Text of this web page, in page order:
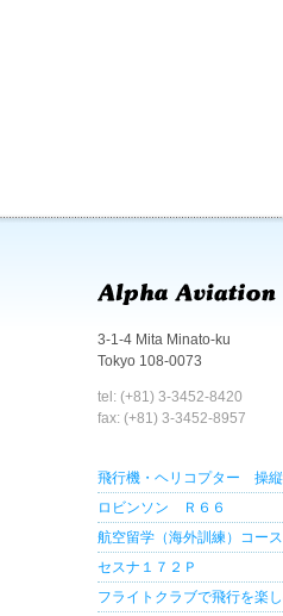
3-1-4 Mita Minato-ku
Tokyo 108-0073
tel: (+81) 3-3452-8420
fax: (+81) 3-3452-8957
飛行機・ヘリコプター 操
ロビンソン Ｒ６６
航空留学（海外訓練）コース
セスナ１７２Ｐ
フライトクラブで飛行を楽